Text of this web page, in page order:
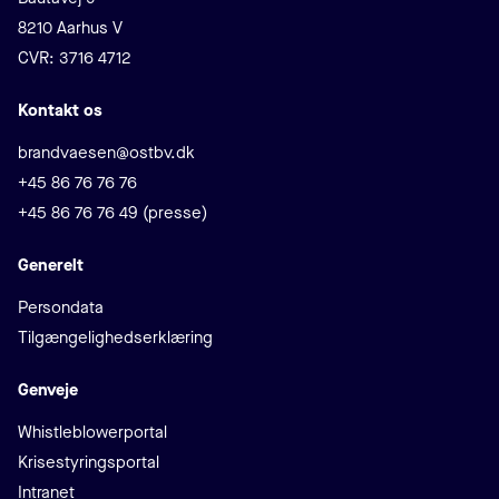
8210 Aarhus V
CVR: 3716 4712
Kontakt os
E-mail
brandvaesen@ostbv.dk
Telefon
+45 86 76 76 76
+45 86 76 76 49 (presse)
Generelt
Persondata
Tilgængelighedserklæring
Genveje
Whistleblowerportal
Krisestyringsportal
Intranet